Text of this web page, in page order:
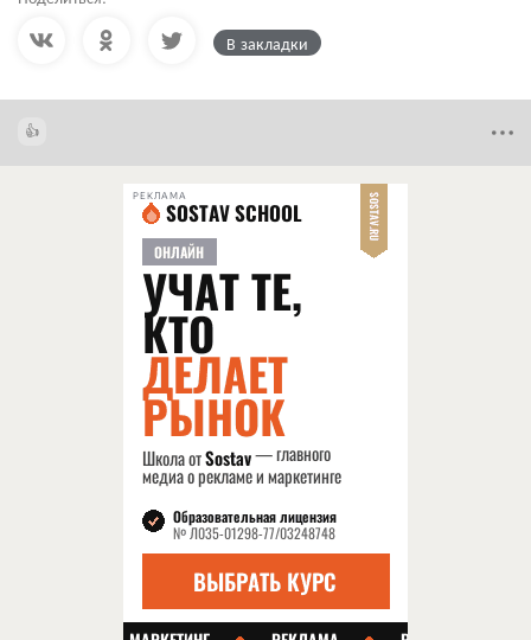
В закладки
РЕКЛАМА